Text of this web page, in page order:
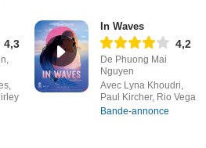
4,3
In Waves
4,2
De Phuong Mai
Nguyen
Avec Lyna Khoudri,
Paul Kircher, Rio Vega
Bande-annonce